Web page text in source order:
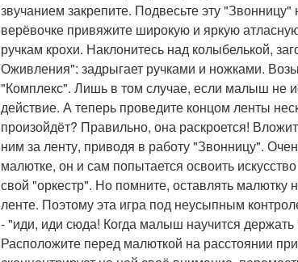
звучанием закрепите. Подвесьте эту
верёвочке привяжите широкую и яркую
ручкам крохи. Наклонитесь над колыбелькой,
Оживления": задрыгает ручками и ножками.
"Комплекс". Лишь в том случае, если малыш не
действие. А теперь проведите концом ленты
произойдёт? Правильно, она раскроется!
ним за ленту, приводя в работу "Звонницу".
малютке, он и сам попытается освоить
свой "оркестр". Но помните, оставлять малютку
ленте. Поэтому эта игра под неусыпным
- "иди, иди сюда! Когда малыш научится
Расположите перед малюткой на расстоянии